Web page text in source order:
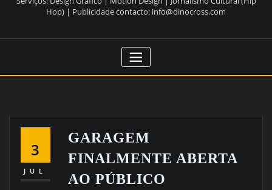
Hop) | Publicidade contacto: info@dinocross.com
3
JUL
GARAGEM
FINALMENTE ABERTA
AO PÚBLICO